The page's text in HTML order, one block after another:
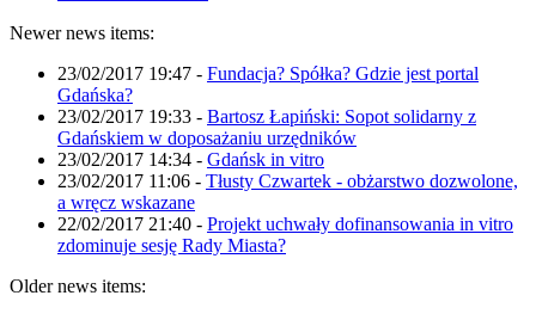
Newer news items:
23/02/2017 19:47 - Fundacja? Spółka? Gdzie jest portal
Gdańska?
23/02/2017 19:33 - Bartosz Łapiński: Sopot solidarny z
Gdańskiem w doposażaniu urzędników
23/02/2017 14:34 - Gdańsk in vitro
23/02/2017 11:06 - Tłusty Czwartek - obżarstwo dozwolone,
a wręcz wskazane
22/02/2017 21:40 - Projekt uchwały dofinansowania in vitro
zdominuje sesję Rady Miasta?
Older news items: